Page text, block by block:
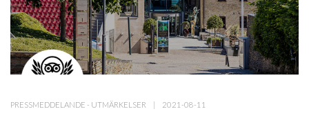
PRESSMEDDELANDE - UTMÄRKELSER 2021-08-11